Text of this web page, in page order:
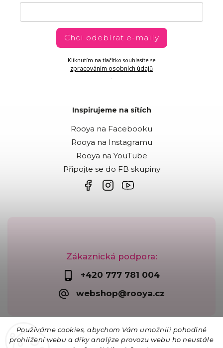
Používáme cookies, abychom Vám umožnili pohodlné
prohlížení webu a díky analýze provozu webu ho neustále
Zákaznická podpora:
+420 777 781 004
webshop@rooya.cz
Chci odebírat e-maily
Kliknutím na tlačítko souhlasíte se
zpracováním osobních údajů
Inspirujeme na sítích
Rooya na Facebooku
Rooya na Instagramu
Rooya na YouTube
Připojte se do FB skupiny